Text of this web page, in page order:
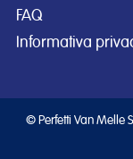
FAQ
Informativa
© Perfetti Van Melle